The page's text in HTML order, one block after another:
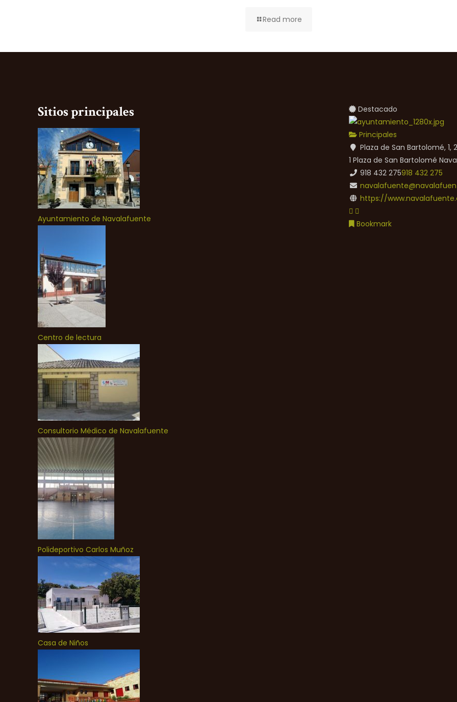
Read more
Sitios principales
Ayuntamiento de Navalafuente
Centro de lectura
Consultorio Médico de Navalafuente
Polideportivo Carlos Muñoz
Casa de Niños
Destacado
Principales
Plaza de San Bartolomé,
1 Plaza de San Bartolomé
918 432 275918 432 275
https://
Bookmark